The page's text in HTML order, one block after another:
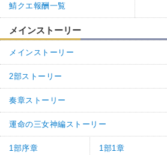
鯖クエ報酬一覧
メインストーリー
メインストーリー
2部ストーリー
奏章ストーリー
運命の三女神編ストーリー
1部序章 1部1章